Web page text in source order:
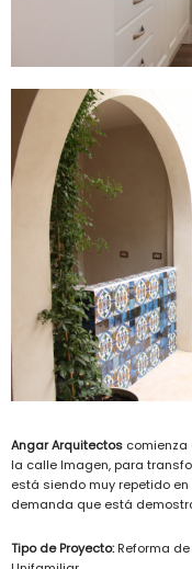
Angar Arquitectos comienza
la calle Imagen, para
está siendo muy repetido
demanda que está
Tipo de Proyecto:Reforma de